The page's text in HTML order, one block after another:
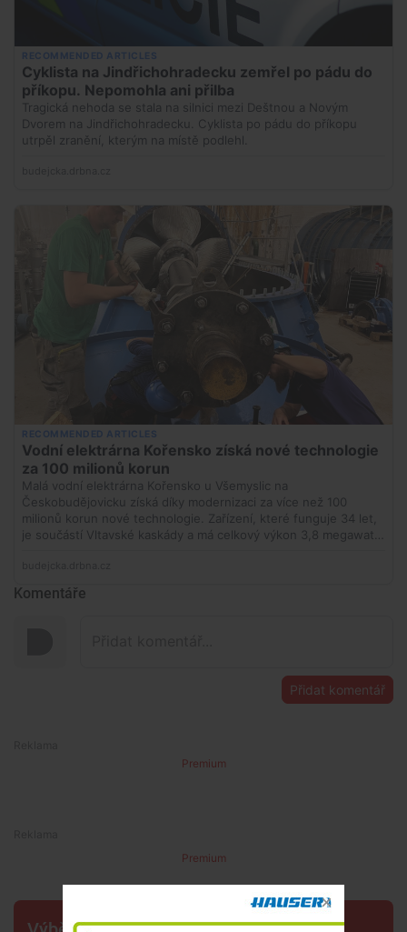
Komentáře
Přidat komentář
Premium
Premium